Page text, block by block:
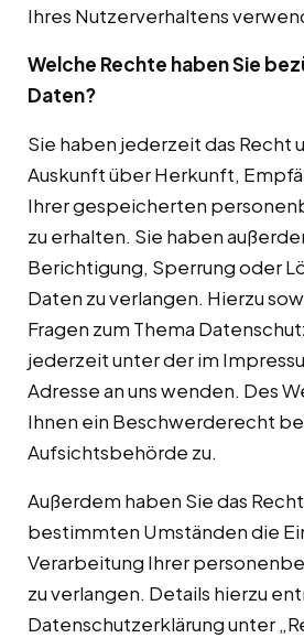
Ihres Nutzerverhaltens
Welche Rechte haben Sie
Daten?
Sie haben jederzeit das Recht
Auskunft über Herkunft,
Ihrer gespeicherten
zu erhalten. Sie haben
Berichtigung, Sperrung oder
Daten zu verlangen. Hierzu
Fragen zum Thema
jederzeit unter der im
Adresse an uns wenden. Des
Ihnen ein Beschwerderecht
Aufsichtsbehörde zu.
Außerdem haben Sie das
bestimmten Umständen die
Verarbeitung Ihrer
zu verlangen. Details hierzu
Datenschutzerklärung unter